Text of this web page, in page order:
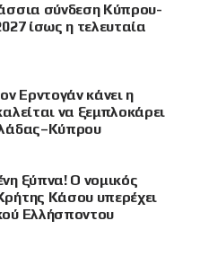
σύνδεση Κύπρου-
ίσως η τελευταία
Ερντογάν κάνει η
να ξεμπλοκάρει
ξύπνα! Ο νομικός
Κάσου υπερέχει
Ελλήσποντου